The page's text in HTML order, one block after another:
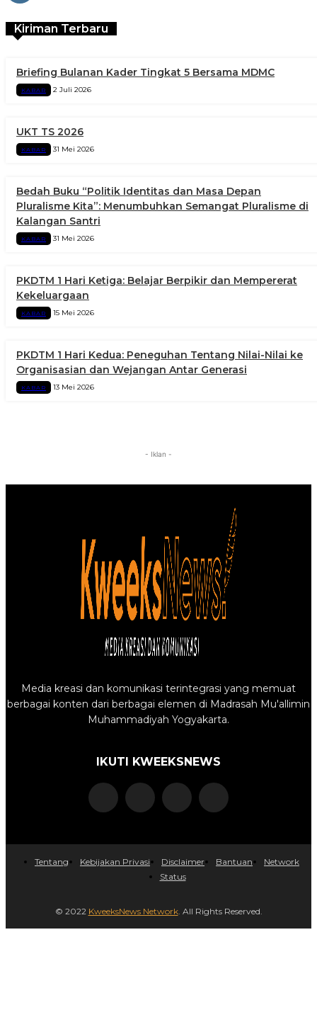
Kiriman Terbaru
Briefing Bulanan Kader Tingkat 5 Bersama MDMC
KABAR 2 Juli 2026
UKT TS 2026
KABAR 31 Mei 2026
Bedah Buku “Politik Identitas dan Masa Depan
Pluralisme Kita”: Menumbuhkan Semangat Pluralisme di
Kalangan Santri
KABAR 31 Mei 2026
PKDTM 1 Hari Ketiga: Belajar Berpikir dan Mempererat
Kekeluargaan
KABAR 15 Mei 2026
PKDTM 1 Hari Kedua: Peneguhan Tentang Nilai-Nilai ke
Organisasian dan Wejangan Antar Generasi
KABAR 13 Mei 2026
- Iklan -
Media kreasi dan komunikasi terintegrasi yang memuat
berbagai konten dari berbagai elemen di Madrasah Mu'allimin
Muhammadiyah Yogyakarta.
IKUTI KWEEKSNEWS
© 2022 KweeksNews Network. All Rights Reserved.
Tentang Kebijakan Privasi Disclaimer Bantuan
Network
Status